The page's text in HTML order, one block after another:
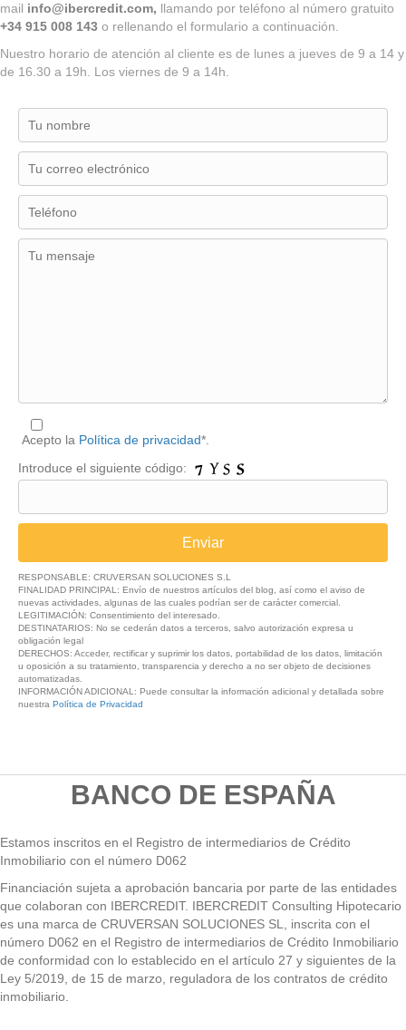
mail info@ibercredit.com, llamando por teléfono al número gratuito
+34 915 008 143 o rellenando el formulario a continuación.
Nuestro horario de atención al cliente es de lunes a jueves de 9 a 14 y
de 16.30 a 19h. Los viernes de 9 a 14h.
Acepto la Política de privacidad*.
Introduce el siguiente código:
RESPONSABLE: CRUVERSAN SOLUCIONES S.L
FINALIDAD PRINCIPAL: Envío de nuestros artículos del blog, así como el aviso de
nuevas actividades, algunas de las cuales podrían ser de carácter comercial.
LEGITIMACIÓN: Consentimiento del interesado.
DESTINATARIOS: No se cederán datos a terceros, salvo autorización expresa u
obligación legal
DERECHOS: Acceder, rectificar y suprimir los datos, portabilidad de los datos, limitación
u oposición a su tratamiento, transparencia y derecho a no ser objeto de decisiones
automatizadas.
INFORMACIÓN ADICIONAL: Puede consultar la información adicional y detallada sobre
nuestra Política de Privacidad
BANCO DE ESPAÑA
Estamos inscritos en el Registro de intermediarios de Crédito
Inmobiliario con el número D062
Financiación sujeta a aprobación bancaria por parte de las entidades
que colaboran con IBERCREDIT. IBERCREDIT Consulting Hipotecario
es una marca de CRUVERSAN SOLUCIONES SL, inscrita con el
número D062 en el Registro de intermediarios de Crédito Inmobiliario
de conformidad con lo establecido en el artículo 27 y siguientes de la
Ley 5/2019, de 15 de marzo, reguladora de los contratos de crédito
inmobiliario.